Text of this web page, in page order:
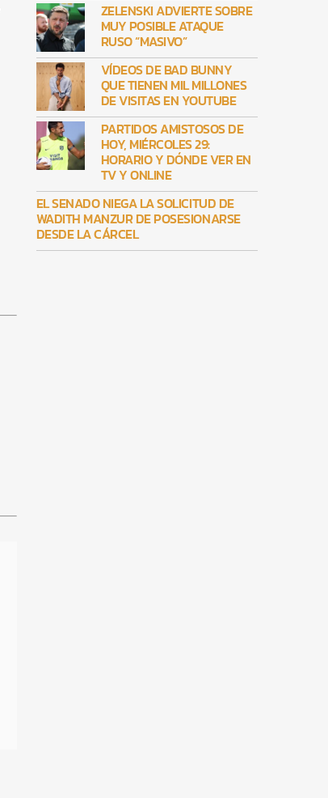
ZELENSKI ADVIERTE SOBRE
MUY POSIBLE ATAQUE
RUSO “MASIVO”
VÍDEOS DE BAD BUNNY
QUE TIENEN MIL MILLONES
DE VISITAS EN YOUTUBE
PARTIDOS AMISTOSOS DE
HOY, MIÉRCOLES 29:
HORARIO Y DÓNDE VER EN
TV Y ONLINE
EL SENADO NIEGA LA SOLICITUD DE
WADITH MANZUR DE POSESIONARSE
DESDE LA CÁRCEL